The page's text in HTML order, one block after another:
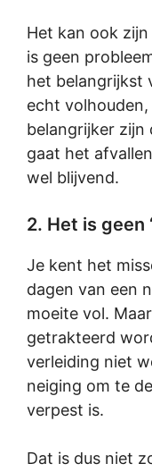
Het kan ook
is geen
het belangrijkst
echt
belangrijker zijn
gaat het
wel blijvend.
2. Het is geen
Je kent het
dagen van een
moeite vol.
getrakteerd
verleiding niet
neiging om te
verpest is.
Dat is dus niet